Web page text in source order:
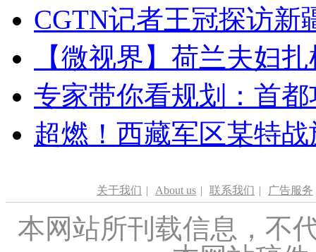
CGTN记者王冠探访新
【微视界】荷兰夫妇
专家带你看规划：首
超燃！西藏军区某特
关于我们 | About us | 联系我们 | 广告服务
本网站所刊载信息，不